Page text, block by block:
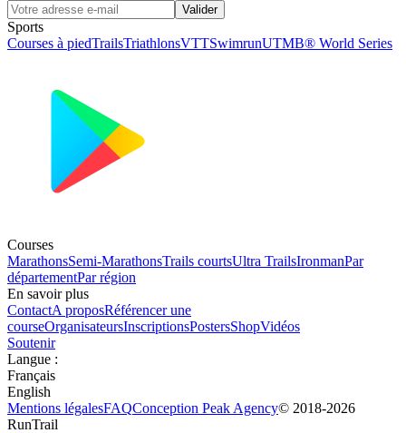
Valider
Sports
Courses à piedTrailsTriathlonsVTTSwimrunUTMB® World Series
Courses
MarathonsSemi-MarathonsTrails courtsUltra TrailsIronmanPar
départementPar région
En savoir plus
ContactA proposRéférencer une
courseOrganisateursInscriptionsPostersShopVidéos
Soutenir
Langue :
Français
English
Mentions légalesFAQConception Peak Agency© 2018-2026
RunTrail